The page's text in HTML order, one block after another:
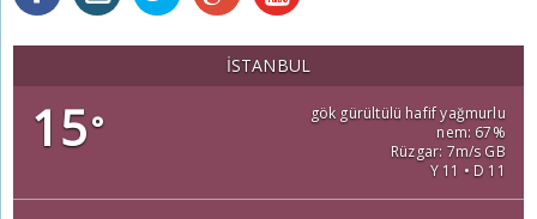
İSTANBUL
15°
gök gürültülü hafif yağmurlu
nem: 67%
Rüzgar: 7m/s GB
Y 11 • D 11